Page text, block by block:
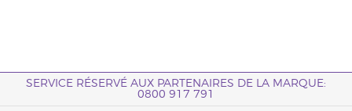
SERVICE RÉSERVÉ AUX PARTENAIRES DE LA MARQUE:
0800 917 791